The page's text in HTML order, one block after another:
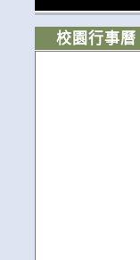
校園行事曆